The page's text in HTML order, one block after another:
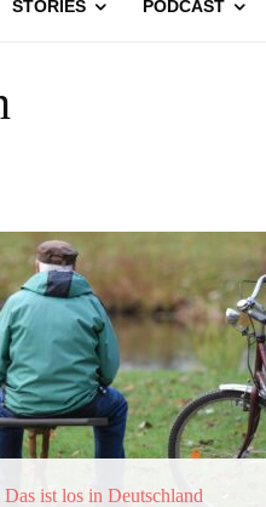
STORIES PODCAST
Das ist los in Deutschland